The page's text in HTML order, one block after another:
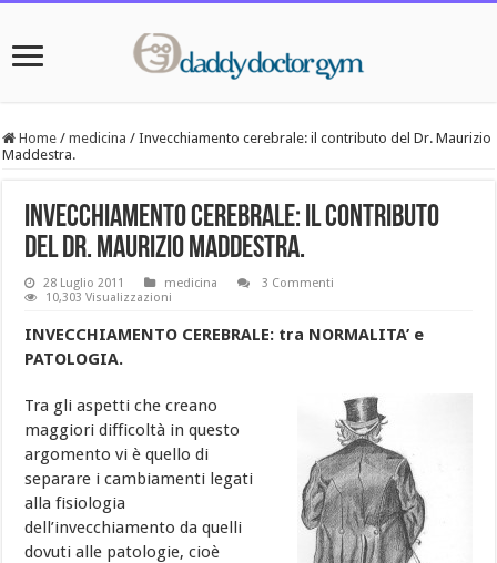
Home / medicina / Invecchiamento cerebrale: il contributo del Dr. Maurizio
Maddestra.
Invecchiamento cerebrale: il contributo
del Dr. Maurizio Maddestra.
28 Luglio 2011 medicina
3 Commenti
10,303 Visualizzazioni
INVECCHIAMENTO CEREBRALE: tra NORMALITA’ e
PATOLOGIA.
Tra gli aspetti che creano
maggiori difficoltà in questo
argomento vi è quello di
separare i cambiamenti legati
alla fisiologia
dell’invecchiamento da quelli
dovuti alle patologie, cioè